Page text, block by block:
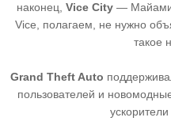
наконец, Vice City — Майами
Vice, полагаем, не нужно
такое
Grand Theft Auto
пользователей и
ускорители